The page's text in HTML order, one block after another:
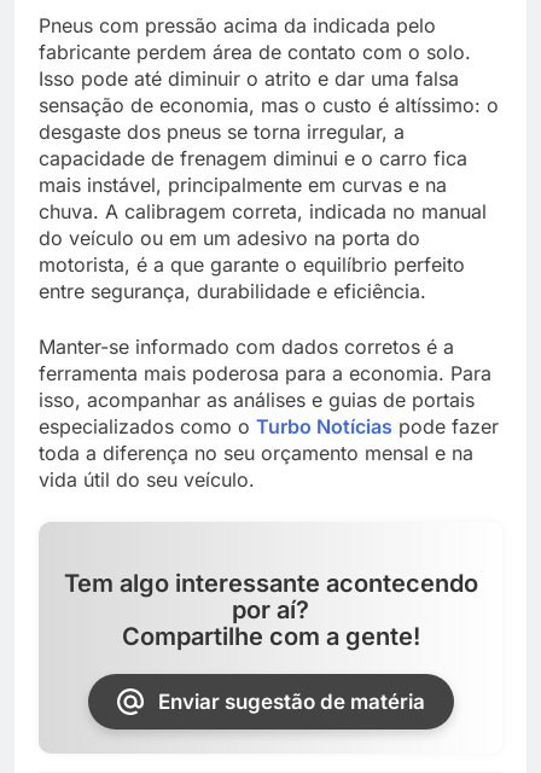
Pneus com pressão acima da indicada pelo
fabricante perdem área de contato com o solo.
Isso pode até diminuir o atrito e dar uma falsa
sensação de economia, mas o custo é altíssimo: o
desgaste dos pneus se torna irregular, a
capacidade de frenagem diminui e o carro fica
mais instável, principalmente em curvas e na
chuva. A calibragem correta, indicada no manual
do veículo ou em um adesivo na porta do
motorista, é a que garante o equilíbrio perfeito
entre segurança, durabilidade e eficiência.
Manter-se informado com dados corretos é a
ferramenta mais poderosa para a economia. Para
isso, acompanhar as análises e guias de portais
especializados como o Turbo Notícias pode fazer
toda a diferença no seu orçamento mensal e na
vida útil do seu veículo.
Tem algo interessante acontecendo
por aí?
Compartilhe com a gente!
Enviar sugestão de matéria